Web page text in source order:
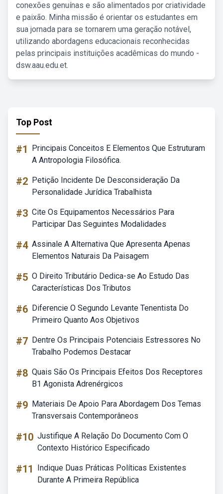
conexões genuínas e são alimentados por criatividade
e paixão. Minha missão é orientar os estudantes em
sua jornada para se tornarem uma geração notável,
utilizando abordagens educacionais reconhecidas
pelas principais instituições acadêmicas do mundo -
dsw.aau.edu.et.
Top Post
#1
Principais Conceitos E Elementos Que Estruturam
A Antropologia Filosófica.
#2 Petição Incidente De Desconsideração Da
Personalidade Jurídica Trabalhista
#3 Cite Os Equipamentos Necessários Para
Participar Das Seguintes Modalidades
#4 Assinale A Alternativa Que Apresenta Apenas
Elementos Naturais Da Paisagem
#5 O Direito Tributário Dedica-se Ao Estudo Das
Características Dos Tributos
#6 Diferencie O Segundo Levante Tenentista Do
Primeiro Quanto Aos Objetivos
#7 Dentre Os Principais Potenciais Estressores No
Trabalho Podemos Destacar
#8 Quais São Os Principais Efeitos Dos Receptores
B1 Agonista Adrenérgicos
#9 Materiais De Apoio Para Abordagem Dos Temas
Transversais Contemporâneos
#10 Justifique A Relação Do Documento Com O
Contexto Histórico Especificado
#11
Indique Duas Práticas Políticas Existentes
Durante A Primeira República